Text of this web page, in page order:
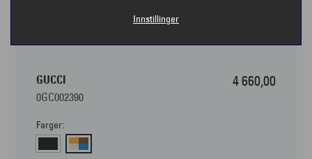
GUCCI
0GC002390
4 660,00
Farger:
Innstillinger